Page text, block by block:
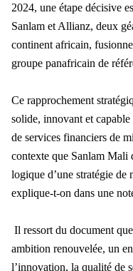
2024, une étape décisive
Sanlam et Allianz, deux
continent africain,
groupe panafricain de
Ce rapprochement
solide, innovant et capable
de services financiers de
contexte que Sanlam
logique d’une stratégie de
explique-t-on dans une
Il ressort du document
ambition renouvelée, un
l’innovation, la qualité de